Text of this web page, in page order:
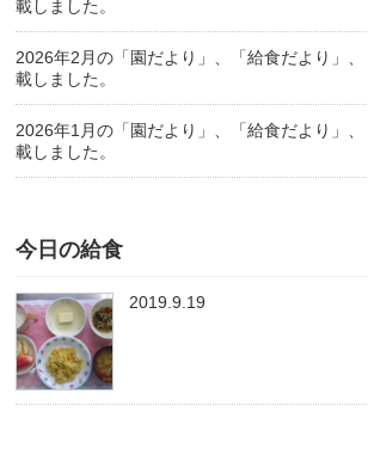
載しました。
2026年2月の「園だより」、「給食だより」
載しました。
2026年1月の「園だより」、「給食だより」
載しました。
今日の給食
2019.9.19